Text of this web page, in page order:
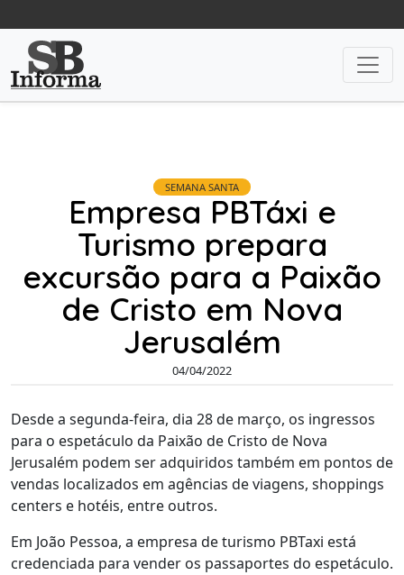
SEMANA SANTA
Empresa PBTáxi e
Turismo prepara
excursão para a Paixão
de Cristo em Nova
Jerusalém
04/04/2022
Desde a segunda-feira, dia 28 de março, os ingressos
para o espetáculo da Paixão de Cristo de Nova
Jerusalém podem ser adquiridos também em pontos de
vendas localizados em agências de viagens, shoppings
centers e hotéis, entre outros.
Em João Pessoa, a empresa de turismo PBTaxi está
credenciada para vender os passaportes do espetáculo.